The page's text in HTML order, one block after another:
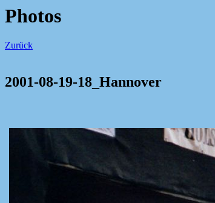
Photos
Zurück
2001-08-19-18_Hannover